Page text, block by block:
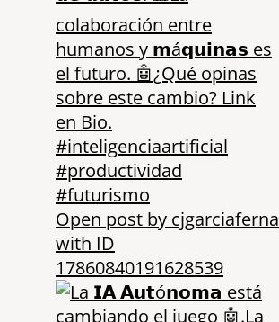
Open post by cjgarciaferna
with ID
17860840191628539